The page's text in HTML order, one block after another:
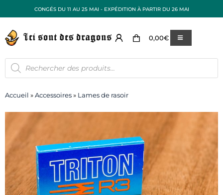
CONGÉS DU 11 AU 25 MAI - EXPÉDITION À PARTIR DU 26 MAI
0,00€
Accueil »Accessoires» Lames de rasoir